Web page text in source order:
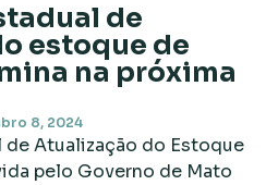
de
estoque de
na próxima
8, 2024
de Atualização do Estoque
pelo Governo de Mato